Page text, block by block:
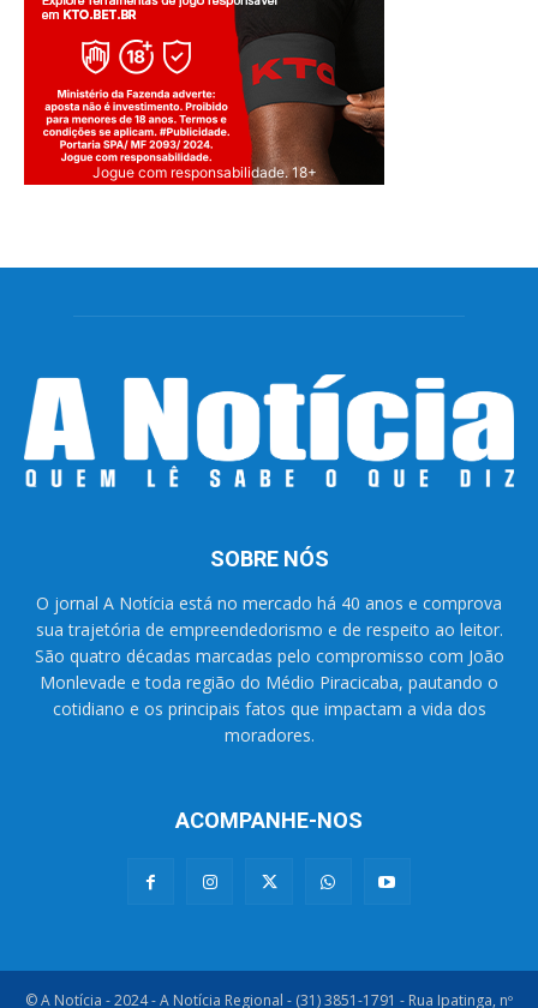
Jogue com responsabilidade. 18+
SOBRE NÓS
O jornal A Notícia está no mercado há 40 anos e comprova
sua trajetória de empreendedorismo e de respeito ao leitor.
São quatro décadas marcadas pelo compromisso com João
Monlevade e toda região do Médio Piracicaba, pautando o
cotidiano e os principais fatos que impactam a vida dos
moradores.
ACOMPANHE-NOS
© A Notícia - 2024 - A Notícia Regional - (31) 3851-1791 - Rua Ipatinga, nº